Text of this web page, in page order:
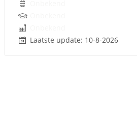
Laatste update: 10-8-2026